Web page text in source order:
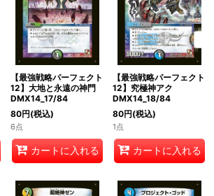
【最強戦略パーフェクト
12】大地と永遠の神門
DMX14_17/84
80円(税込)
6点
カートに入れる
【最強戦略パーフェクト
12】究極神アク
DMX14_18/84
80円(税込)
1点
カートに入れる